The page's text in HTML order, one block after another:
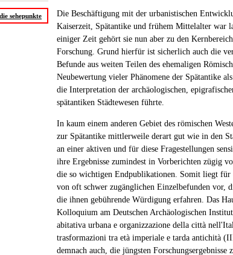
sehepunkte
Die Beschäftigung mit der urbanistischen
Kaiserzeit, Spätantike und frühem Mittelalter war
einiger Zeit gehört sie nun aber zu den
Forschung. Grund hierfür ist sicherlich auch die
Befunde aus weiten Teilen des ehemaligen
Neubewertung vieler Phänomene der Spätantike
die Interpretation der archäologischen,
spätantiken Städtewesen führte.
In kaum einem anderen Gebiet des römischen
zur Spätantike mittlerweile derart gut wie in den
an einer aktiven und für diese Fragestellungen
ihre Ergebnisse zumindest in Vorberichten zügig
die so wichtigen Endpublikationen. Somit liegt für
von oft schwer zugänglichen Einzelbefunden vor,
die ihnen gebührende Würdigung erfahren. Das
Kolloquium am Deutschen Archäologischen
abitativa urbana e organizzazione della città
trasformazioni tra età imperiale e tarda antichità
demnach auch, die jüngsten